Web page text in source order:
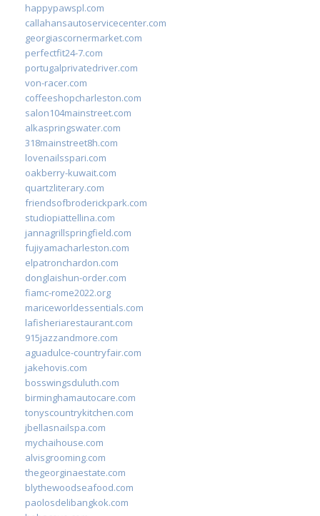
happypawspl.com
callahansautoservicecenter.com
georgiascornermarket.com
perfectfit24-7.com
portugalprivatedriver.com
von-racer.com
coffeeshopcharleston.com
salon104mainstreet.com
alkaspringswater.com
318mainstreet8h.com
lovenailsspari.com
oakberry-kuwait.com
quartzliterary.com
friendsofbroderickpark.com
studiopiattellina.com
jannagrillspringfield.com
fujiyamacharleston.com
elpatronchardon.com
donglaishun-order.com
fiamc-rome2022.org
mariceworldessentials.com
lafisheriarestaurant.com
915jazzandmore.com
aguadulce-countryfair.com
jakehovis.com
bosswingsduluth.com
birminghamautocare.com
tonyscountrykitchen.com
jbellasnailspa.com
mychaihouse.com
alvisgrooming.com
thegeorginaestate.com
blythewoodseafood.com
paolosdelibangkok.com